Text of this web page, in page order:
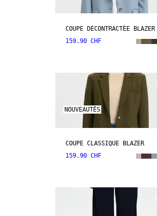
COUPE DÉCONTRACTÉE BLAZER
159.90 CHF
NOUVEAUTÉS
COUPE CLASSIQUE BLAZER
159.90 CHF